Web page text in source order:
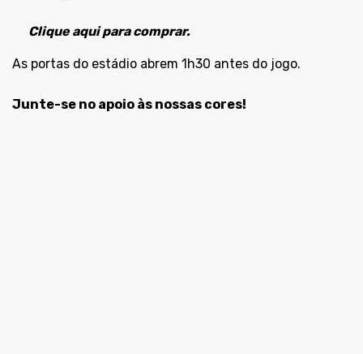
Clique aqui para comprar.
As portas do estádio abrem 1h30 antes do jogo.
Junte-se no apoio às nossas cores!